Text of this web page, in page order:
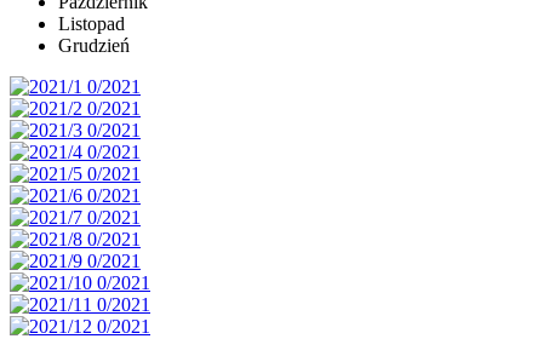
Listopad
Grudzień